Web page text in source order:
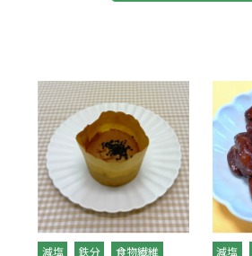
郷土料理
減塩 鉄分 食物繊維 減塩